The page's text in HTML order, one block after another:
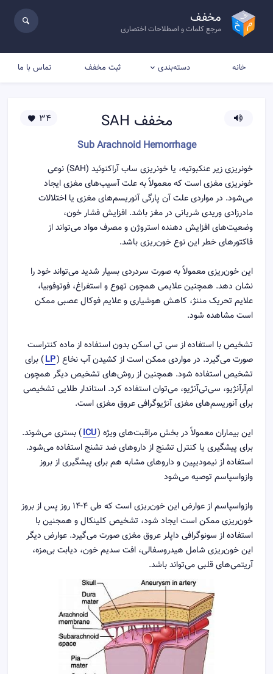
مخفف
مرجع کلمات و اصطلاحات اختصاری
خانه دسته‌بندی ثبت مخفف تماس با ما
مخفف SAH
Sub Arachnoid Hemorrhage
34
خونریزی زیر عنکبوتیه، یا خونریزی ساب آراکنوئید (SAH) نوعی
خونریزی مغزی است که معمولاً به علت آسیب‌های مغزی ایجاد
می‌شود. در مواردی علت آن پارگی آنوریسم‌های مغزی یا اختلالات
مادرزادی وریدی شریانی در مغز باشد. افزایش فشار خون،
وضعیت‌های افزایش دهنده استروژن و مصرف مواد می‌تواند از
فاکتورهای خطر این نوع خون‌ریزی باشد.
این خون‌ریزی معمولاً به صورت سردردی بسیار شدید می‌تواند خود را
نشان دهد. همچنین علایمی همچون تهوع و استفراغ، فوتوفوبیا،
علایم تحریک مننژ، کاهش هوشیاری و علایم فوکال عصبی ممکن
است مشاهده شود.
تشخیص با استفاده از سی تی اسکن بدون استفاده از ماده کنتراست
صورت می‌گیرد. در مواردی ممکن است از کشیدن آب نخاع (LP) برای
تشخیص استفاده شود. همچنین از روش‌های تشخیص دیگر همچون
ام‌آرآنژیو، سی‌تی‌آنژیو، می‌توان استفاده کرد. استاندار طلایی تشخیصی
برای آنوریسم‌های مغزی آنژیوگرافی عروق مغزی است.
این بیماران معمولاً در بخش مراقبت‌های ویژه (ICU) بستری می‌شوند.
برای پیشگیری یا کنترل تشنج از داروهای ضد تشنج استفاده می‌شود.
استفاده از نیمودیپین و داروهای مشابه هم برای پیشگیری از بروز
وازواسپاسم توصیه می‌شود
وازواسپاسم از عوارض این خون‌ریزی است که طی ۴-۱۴ روز پس از بروز
خون‌ریزی ممکن است ایجاد شود، تشخیص کلینکال و همجنین با
استفاده از سونوگرافی داپلر عروق مغزی صورت می‌گیرد. عوارض دیگر
این خون‌ریزی شامل هیدروسفالی، افت سدیم خون، دیابت بی‌مزه،
آریتمی‌های قلبی می‌تواند باشد.